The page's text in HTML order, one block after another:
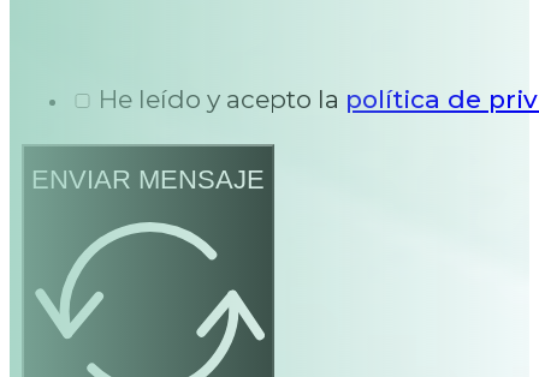
He leído y acepto la política de
ENVIAR MENSAJE